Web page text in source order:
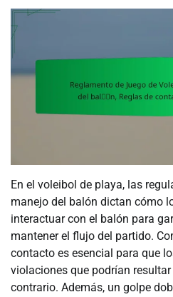
En el voleibol de playa, las
manejo del balón dictan cómo
interactuar con el balón para
mantener el flujo del partido.
contacto es esencial para que
violaciones que podrían
contrario. Además, un golpe